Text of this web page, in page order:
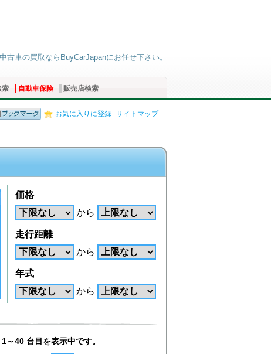
古車の買取ならBuyCarJapanにお任せ下さい。
索 自動車保険 販売店検索
お気に入りに登録 サイトマップ
価格
から
走行距離
から
年式
から
1～40 台目を表示中です。